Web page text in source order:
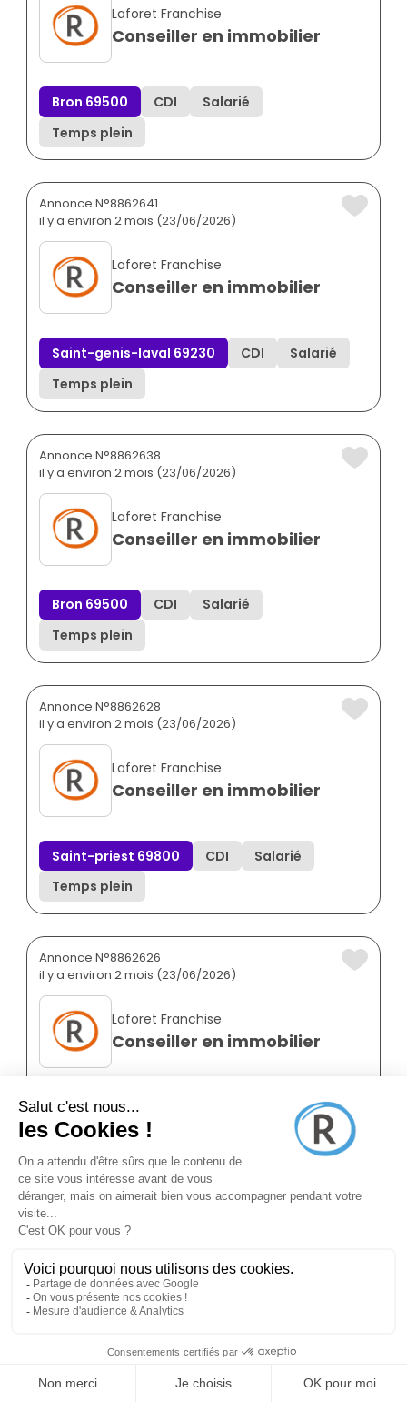
Laforet Franchise
Conseiller en immobilier
Bron 69500 CDI
Salarié
Temps plein
Annonce N°8862641
il y a environ 2 mois (23/06/2026)
Laforet Franchise
Conseiller en immobilier
Saint-genis-laval 69230 CDI
Salarié
Temps plein
Annonce N°8862638
il y a environ 2 mois (23/06/2026)
Laforet Franchise
Conseiller en immobilier
Bron 69500 CDI
Salarié
Temps plein
Annonce N°8862628
il y a environ 2 mois (23/06/2026)
Laforet Franchise
Conseiller en immobilier
Saint-priest 69800 CDI
Salarié
Temps plein
Annonce N°8862626
il y a environ 2 mois (23/06/2026)
Laforet Franchise
Conseiller en immobilier
Saint-priest 69800
Salarié
Temps plein
Annonce N°8862624
il y a environ 2 mois (23/06/2026)
Laforet Franchise
Conseiller en immobilier
Oullins 69600 CDI
Salarié
Temps plein